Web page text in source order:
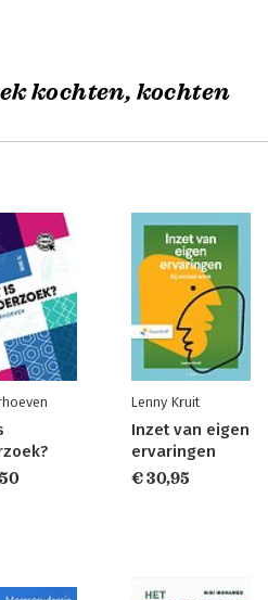
kochten, kochten
Lenny Kruit
Inzet van eigen
ervaringen
€ 30,95